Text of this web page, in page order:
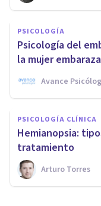
PSICOLOGÍA
Psicología del
la mujer
Avance
PSICOLOGÍA CLÍNICA
Hemianopsia:
tratamiento
Arturo Torres